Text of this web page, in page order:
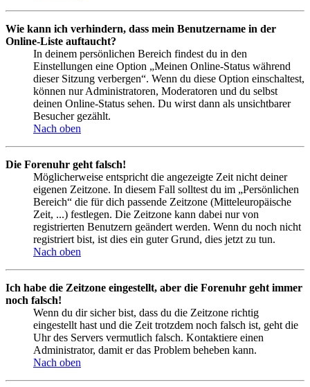
Wie kann ich verhindern, dass mein Benutzername in der
Online-Liste auftaucht?
In deinem persönlichen Bereich findest du in den
Einstellungen eine Option „Meinen Online-Status während
dieser Sitzung verbergen“. Wenn du diese Option einschaltest,
können nur Administratoren, Moderatoren und du selbst
deinen Online-Status sehen. Du wirst dann als unsichtbarer
Besucher gezählt.
Nach oben
Die Forenuhr geht falsch!
Möglicherweise entspricht die angezeigte Zeit nicht deiner
eigenen Zeitzone. In diesem Fall solltest du im „Persönlichen
Bereich“ die für dich passende Zeitzone (Mitteleuropäische
Zeit, ...) festlegen. Die Zeitzone kann dabei nur von
registrierten Benutzern geändert werden. Wenn du noch nicht
registriert bist, ist dies ein guter Grund, dies jetzt zu tun.
Nach oben
Ich habe die Zeitzone eingestellt, aber die Forenuhr geht immer
noch falsch!
Wenn du dir sicher bist, dass du die Zeitzone richtig
eingestellt hast und die Zeit trotzdem noch falsch ist, geht die
Uhr des Servers vermutlich falsch. Kontaktiere einen
Administrator, damit er das Problem beheben kann.
Nach oben